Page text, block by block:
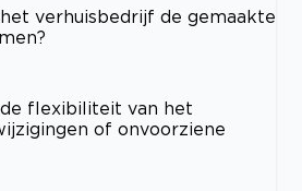
verhuisbedrijf de gemaakte
flexibiliteit van het
of onvoorziene